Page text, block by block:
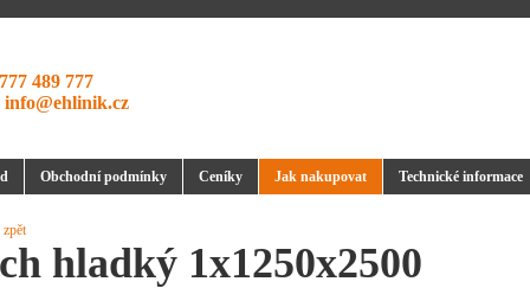
777 489 777
info@ehlinik.cz
Obchodní podmínky Ceníky Jak nakupovat Technické informace
hladký 1x1250x2500